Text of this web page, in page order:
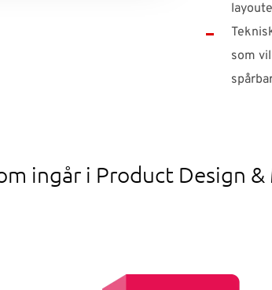
som
ingår i Product Design